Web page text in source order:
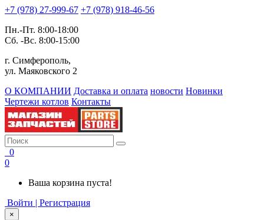
+7 (978) 27-999-67 +7 (978) 918-46-56
Пн.-Пт. 8:00-18:00
Сб. -Вс. 8:00-15:00
г. Симферополь,
ул. Маяковского 2
О КОМПАНИИ Доставка и оплата новости Новинки
Чертежи котлов Контакты
0
0
Ваша корзина пуста!
Войти | Регистрация
×